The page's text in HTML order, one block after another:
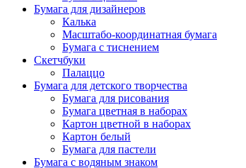
Бумага для дизайнеров
Калька
Масштабо-координатная бумага
Бумага с тиснением
Скетчбуки
Палаццо
Бумага для детского творчества
Бумага для рисования
Бумага цветная в наборах
Картон цветной в наборах
Картон белый
Бумага для пастели
Бумага с водяным знаком